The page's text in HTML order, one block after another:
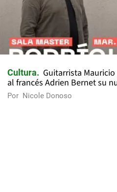
Cultura
Guitarrista
al francés Adrien Bernet su
Por Nicole Donoso